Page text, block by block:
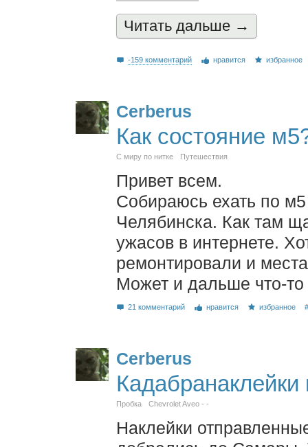
Читать дальшe →
-159 комментарий нравится избранное
Cerberus
Как состояние
С миру по нитке Путешествия
Привет всем.
Собираюсь ехать по
Челябинска. Как там
ужасов в интернете.
ремонтировали и
Может и дальше что-
21 комментарий нравится избранное
Cerberus
Пробка Chevrolet Aveo - -
Наклейки